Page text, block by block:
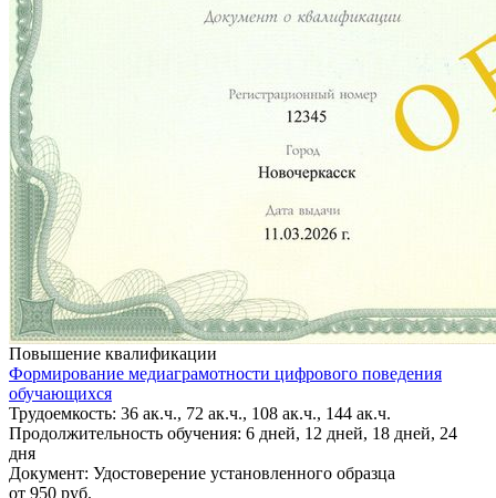
Повышение квалификации
Формирование медиаграмотности цифрового поведения
обучающихся
Трудоемкость: 36 ак.ч., 72 ак.ч., 108 ак.ч., 144 ак.ч.
Продолжительность обучения: 6 дней, 12 дней, 18 дней, 24
дня
Документ: Удостоверение установленного образца
от 950 руб.